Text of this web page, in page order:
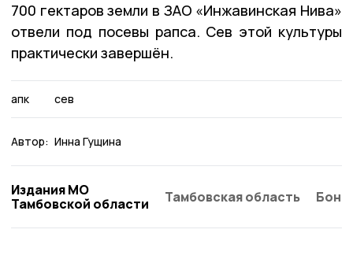
700 гектаров земли в ЗАО «Инжавинская Нива»
отвели под посевы рапса. Сев этой культуры
практически завершён.
апк сев
Автор: Инна Гущина
Издания МО
Тамбовской области
Тамбовская область